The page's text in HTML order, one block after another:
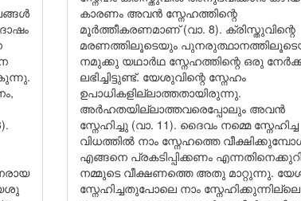
കാരണം അവൻ സ്നേഹത്തിന്റെ
മൂർത്തീകരണമാണ് (വാ. 8). ക്രിസ്തുവിന്റെ
മരണത്തിലൂടെയും
നമുക്കു യഥാർഥ സ്നേഹത്തിന്റെ ഒരു
ലഭിച്ചിട്ടുണ്ട്. യേശുവിന്റെ സ്നേഹം
ഉപാധികളില്ലാത്തതായിരുന്നു.
അർഹതയില്ലാത്തവരെപ്പോലും അവൻ
സ്നേഹിച്ചു (വാ. 11). ദൈവം നമ്മെ സ്നേഹിച്ച
വിധത്തിൽ നാം സ്നേഹത്തെ
എങ്ങനെ പ്രകടിപ്പിക്കണം
നമ്മുടെ വീക്ഷണത്തെ അതു മാറ്റുന്നു.
സ്നേഹിച്ചതുപോലെ നാം